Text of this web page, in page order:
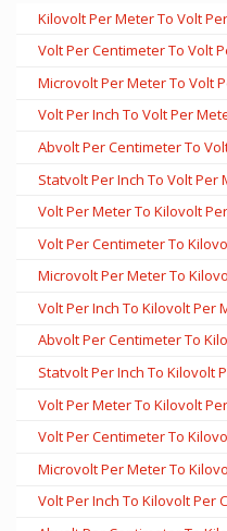
Kilovolt Per Meter To Volt
Volt Per Centimeter To Volt
Microvolt Per Meter To Volt
Volt Per Inch To Volt Per
Abvolt Per Centimeter To
Statvolt Per Inch To Volt Per
Volt Per Meter To Kilovolt
Volt Per Centimeter To
Microvolt Per Meter To
Volt Per Inch To Kilovolt Per
Abvolt Per Centimeter To
Statvolt Per Inch To Kilovolt
Volt Per Meter To Kilovolt
Volt Per Centimeter To
Microvolt Per Meter To
Volt Per Inch To Kilovolt Per